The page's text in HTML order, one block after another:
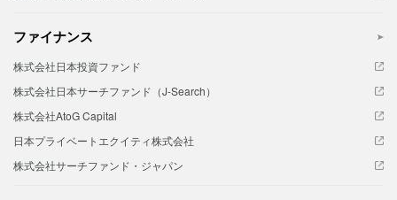
ファイナンス
株式会社日本投資ファンド
株式会社日本サーチファンド（J-Search）
株式会社AtoG Capital
日本プライベートエクイティ株式会社
株式会社サーチファンド・ジャパン